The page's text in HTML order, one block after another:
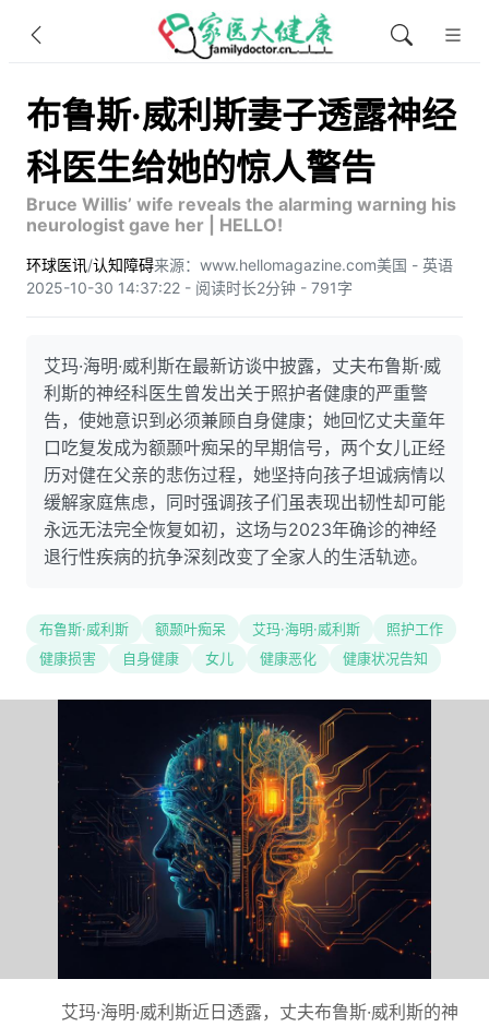
布鲁斯·威利斯妻子透露神经
科医生给她的惊人警告
Bruce Willis’ wife reveals the alarming warning his
neurologist gave her | HELLO!
环球医讯/认知障碍来源：www.hellomagazine.com美国 - 英语
2025-10-30 14:37:22 - 阅读时长2分钟 - 791字
艾玛·海明·威利斯在最新访谈中披露，丈夫布鲁斯·威
利斯的神经科医生曾发出关于照护者健康的严重警
告，使她意识到必须兼顾自身健康；她回忆丈夫童年
口吃复发成为额颞叶痴呆的早期信号，两个女儿正经
历对健在父亲的悲伤过程，她坚持向孩子坦诚病情以
缓解家庭焦虑，同时强调孩子们虽表现出韧性却可能
永远无法完全恢复如初，这场与2023年确诊的神经
退行性疾病的抗争深刻改变了全家人的生活轨迹。
布鲁斯·威利斯 额颞叶痴呆 艾玛·海明·威利斯
照护工作
健康损害
自身健康 女儿 健康恶化 健康状况告知
艾玛·海明·威利斯近日透露，丈夫布鲁斯·威利斯的神